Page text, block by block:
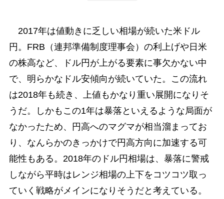
2017年は値動きに乏しい相場が続いた米ドル
円。FRB（連邦準備制度理事会）の利上げや日米
の株高など、ドル円が上がる要素に事欠かない中
で、明らかなドル安傾向が続いていた。この流れ
は2018年も続き、上値もかなり重い展開になりそ
うだ。しかもこの1年は暴落といえるような局面が
なかったため、円高へのマグマが相当溜まってお
り、なんらかのきっかけで円高方向に加速する可
能性もある。2018年のドル円相場は、暴落に警戒
しながら平時はレンジ相場の上下をコツコツ取っ
ていく戦略がメインになりそうだと考えている。